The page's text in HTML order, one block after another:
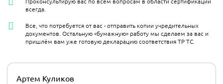
Артем Куликов
всегда.
Все, что потребуется от вас - отправить копии учредительных
документов. Остальную «бумажную» работу мы сделаем за вас и
пришлём вам уже готовую декларацию соответствия ТР ТС.